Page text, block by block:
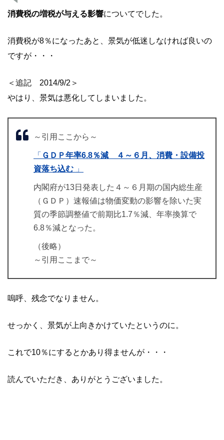
消費税の増税が与える影響についてでした。
消費税が8％になったあと、景気が低迷しなければ良いの
ですが・・・
＜追記 2014/9/2＞
やはり、景気は悪化してしまいました。
～引用ここから～
「 ＧＤＰ年率6.8％減 ４～６月、消費・設備投
資落ち込む 」
内閣府が13日発表した４～６月期の国内総生産
（ＧＤＰ）速報値は物価変動の影響を除いた実
質の季節調整値で前期比1.7％減、年率換算で
6.8％減となった。
（後略）
～引用ここまで～
嗚呼、残念でなりません。
せっかく、景気が上向きかけていたというのに。
これで10％にするとかあり得ませんが・・・
読んでいただき、ありがとうございました。